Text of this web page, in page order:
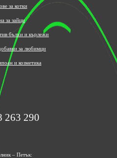
за котки
за зайци
бълхи и кърлежи
за любимци
и козметика
263 290
– Петък: